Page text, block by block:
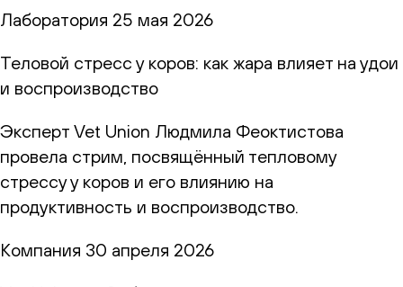
Лаборатория 25 мая 2026
Теловой стресс у коров: как жара влияет на удои
и воспроизводство
Эксперт Vet Union Людмила Феоктистова
провела стрим, посвящённый тепловому
стрессу у коров и его влиянию на
продуктивность и воспроизводство.
Компания 30 апреля 2026